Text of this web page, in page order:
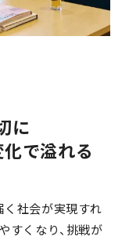
に
化で溢れる
社会が実現すれ
すくなり、挑戦が